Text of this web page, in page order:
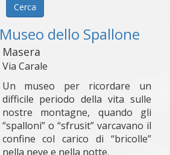
Cerca
Museo dello Spallone
Masera
Via Carale
Un museo per ricordare un
difficile periodo della vita sulle
nostre montagne, quando gli
“spalloni” o “sfrusit” varcavano il
confine col carico di “bricolle”
nella neve e nella notte.